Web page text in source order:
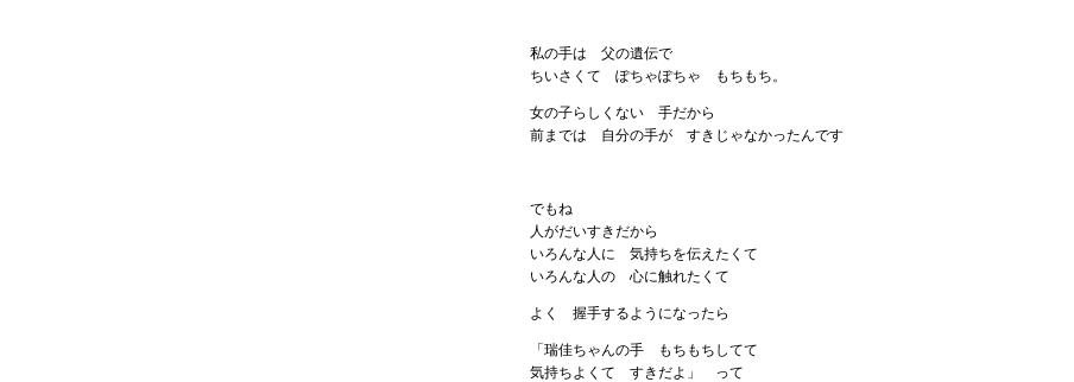
私の手は 父の遺伝で
ちいさくて ぽちゃぽちゃ もちもち。
女の子らしくない 手だから
前までは 自分の手が すきじゃなかったんです
でもね
人がだいすきだから
いろんな人に 気持ちを伝えたくて
いろんな人の 心に触れたくて
よく 握手するようになったら
「瑞佳ちゃんの手 もちもちしてて
気持ちよくて すきだよ」 って